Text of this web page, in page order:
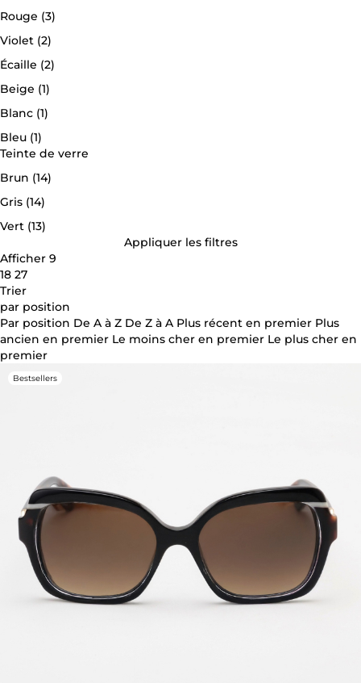
Rouge (3)
Violet (2)
Écaille (2)
Beige (1)
Blanc (1)
Bleu (1)
Teinte de verre
Brun (14)
Gris (14)
Vert (13)
Appliquer les filtres
Afficher 9
18 27
Trier
par position
Par position De A à Z De Z à A Plus récent en premier Plus
ancien en premier Le moins cher en premier Le plus cher en
premier
Bestsellers